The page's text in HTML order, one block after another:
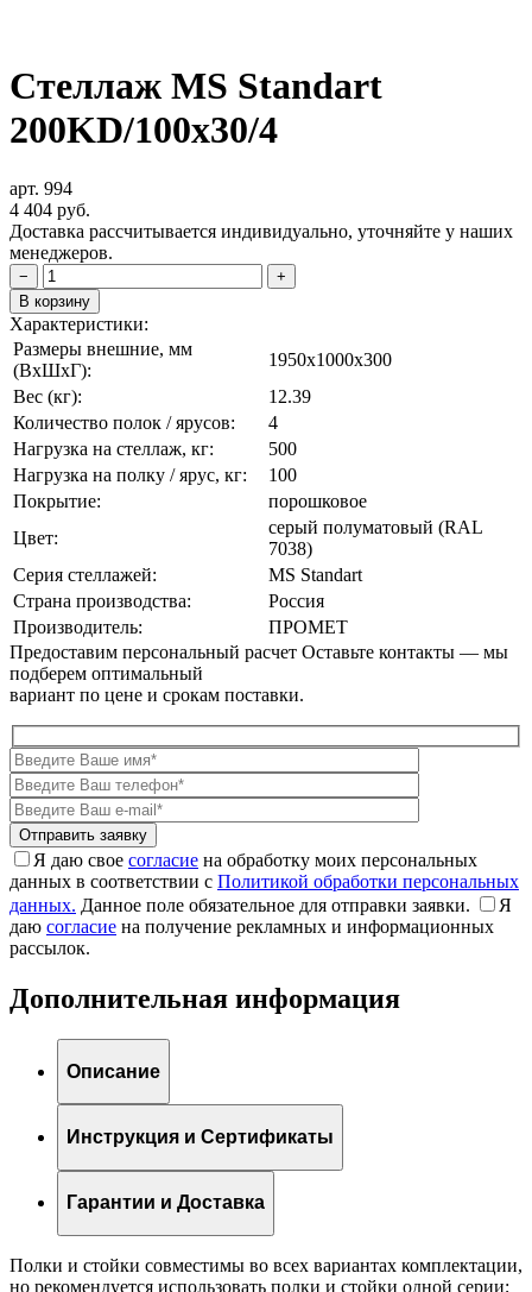
Стеллаж MS Standart
200KD/100x30/4
арт. 994
4 404 руб.
Доставка рассчитывается индивидуально, уточняйте у наших
менеджеров.
−
+
В корзину
Характеристики:
Размеры внешние, мм
(ВxШxГ):
1950x1000x300
Вес (кг):
12.39
Количество полок / ярусов:
4
Нагрузка на стеллаж, кг:
500
Нагрузка на полку / ярус, кг:
100
Покрытие:
порошковое
Цвет:
cерый полуматовый (RAL
7038)
Серия стеллажей:
MS Standart
Страна производства:
Россия
Производитель:
ПРОМЕТ
Предоставим персональный расчет Оставьте контакты — мы
подберем оптимальный
вариант по цене и срокам поставки.
Я даю свое согласие на обработку моих персональных
данных в соответствии с Политикой обработки персональных
данных. Данное поле обязательное для отправки заявки.
Я
даю согласие на получение рекламных и информационных
рассылок.
Дополнительная информация
Описание
Инструкция и Сертификаты
Гарантии и Доставка
Полки и стойки совместимы во всех вариантах комплектации,
но рекомендуется использовать полки и стойки одной серии;